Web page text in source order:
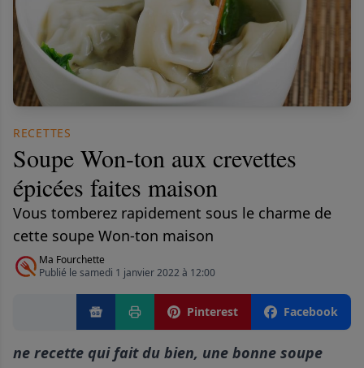
RECETTES
Soupe Won-ton aux crevettes
épicées faites maison
Vous tomberez rapidement sous le charme de
cette soupe Won-ton maison
Ma Fourchette
Publié le samedi 1 janvier 2022 à 12:00
Pinterest Facebook
ne recette qui fait du bien, une bonne soupe